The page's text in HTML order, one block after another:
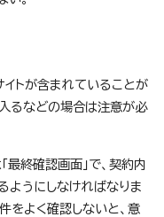
イトが含まれていることが
るなどの場合は注意が必
最終確認画面」で、契約内
ようにしなければなりま
をよく確認しないと、意